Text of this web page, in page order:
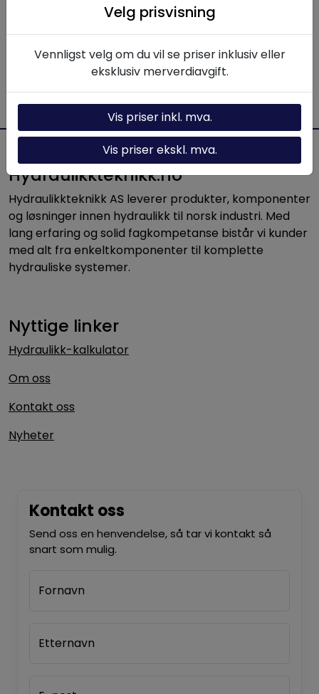
11.308,75
-
+
Legg i handlevogn
Hydraulikkteknikk.no
Hydraulikkteknikk AS leverer produkter, komponenter
og løsninger innen hydraulikk til norsk industri. Med
lang erfaring og solid fagkompetanse bistår vi kunder
med alt fra enkeltkomponenter til komplette
hydrauliske systemer.
Nyttige linker
Hydraulikk-kalkulator
Om oss
Kontakt oss
Nyheter
Kontakt oss
Send oss en henvendelse, så tar vi kontakt så
snart som mulig.
Fornavn
Etternavn
Velg prisvisning
Vennligst velg om du vil se priser inklusiv eller
eksklusiv merverdiavgift.
Vis priser inkl. mva.
Vis priser ekskl. mva.